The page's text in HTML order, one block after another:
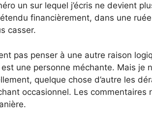
un sur lequel j’écris ne devient
financièrement, dans une
casser.
pas penser à une autre raison
est une personne méchante. Mais
quelque chose d’autre les
occasionnel. Les commentaires